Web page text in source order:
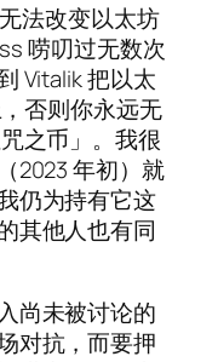
法改变以太坊
唠叨过无数次
Vitalik 把以太
否则你永远无
之币」。我很
2023 年初）就
仍为持有它这
其他人也有同
尚未被讨论的
对抗，而要押